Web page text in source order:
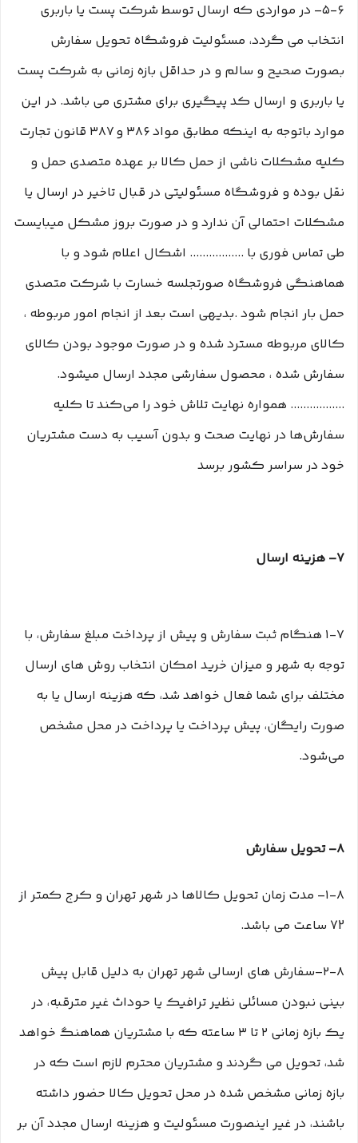
۵-۶– در مواردی که ارسال توسط شرکت پست یا باربری
انتخاب می گردد، مسئولیت فروشگاه تحویل سفارش
بصورت صحیح و سالم و در حداقل بازه زمانی به شرکت پست
یا باربری و ارسال کد پیگیری برای مشتری می باشد. در این
موارد باتوجه به اینکه مطابق مواد ۳۸۶ و ۳۸۷ قانون تجارت
کلیه مشکلات ناشی از حمل کالا بر عهده متصدی حمل و
نقل بوده و فروشگاه مسئولیتی در قبال تاخیر در ارسال یا
مشکلات احتمالی آن ندارد و در صورت بروز مشکل میبایست
طی تماس فوری با ................. اشکال اعلام شود و با
هماهنگی فروشگاه صورتجلسه خسارت با شرکت متصدی
حمل بار انجام شود .بدیهی است بعد از انجام امور مربوطه ،
کالای مربوطه مسترد شده و در صورت موجود بودن کالای
سفارش شده ، محصول سفارشی مجدد ارسال میشود.
................. همواره نهایت تلاش خود را می‏‌کند تا کلیه
سفارش‏‌ها در نهایت صحت و بدون آسیب به دست مشتریان
خود در سراسر کشور برسد
۷– هزینه ارسال
۱-۷ هنگام ثبت سفارش و پیش از پرداخت مبلغ سفارش، با
توجه به شهر و میزان خرید امکان انتخاب روش های ارسال
مختلف برای شما فعال خواهد شد، که هزینه ارسال یا به
صورت رایگان، پیش پرداخت یا پرداخت در محل مشخص
می‌شود.
۸– تحویل سفارش
۱-۸– مدت زمان تحویل کالاها در شهر تهران و کرج کمتر از
72 ساعت می باشد.
۲-۸–سفارش های ارسالی شهر تهران به دلیل قابل پیش
بینی نبودن مسائلی نظیر ترافیک یا حوداث غیر مترقبه، در
یک بازه زمانی ۲ تا ۳ ساعته که با مشتریان هماهنگ خواهد
شد، تحویل می گردند و مشتریان محترم لازم است که در
بازه زمانی مشخص شده در محل تحویل کالا حضور داشته
باشند، در غیر اینصورت مسئولیت و هزینه ارسال مجدد آن بر